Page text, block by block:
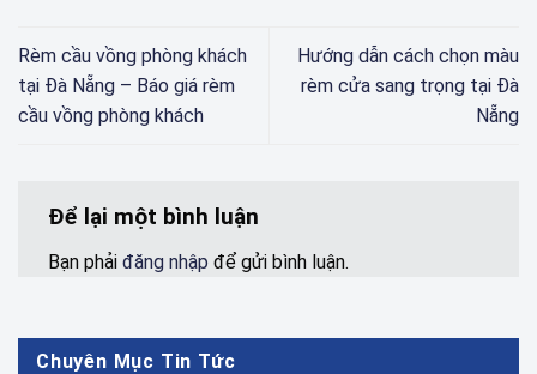
Rèm cầu vồng phòng khách
tại Đà Nẵng – Báo giá rèm
cầu vồng phòng khách
Hướng dẫn cách chọn màu
rèm cửa sang trọng tại Đà
Nẵng
Để lại một bình luận
Bạn phải đăng nhập để gửi bình luận.
Chuyên Mục Tin Tức